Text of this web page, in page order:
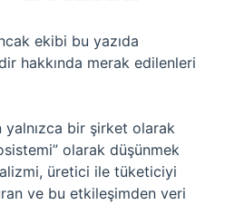
ekibi bu yazıda
hakkında merak edilenleri
yalnızca bir şirket olarak
olarak düşünmek
üretici ile tüketiciyi
ve bu etkileşimden veri